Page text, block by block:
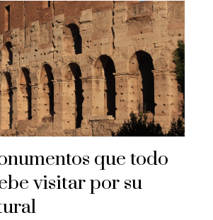
que todo
visitar por su